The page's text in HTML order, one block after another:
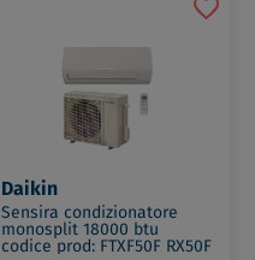
Daikin
Sensira condizionatore
monosplit 18000 btu
codice prod: FTXF50F RX50F